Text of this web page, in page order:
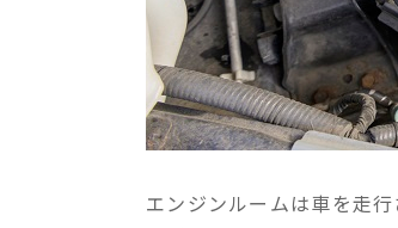
エンジンルームは車を走